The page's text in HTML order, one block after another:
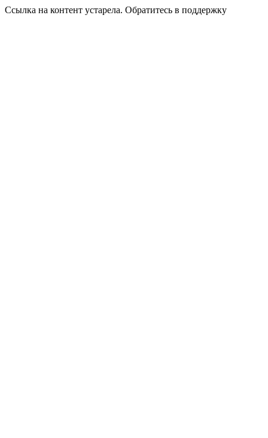
Ссылка на контент устарела. Обратитесь в поддержку